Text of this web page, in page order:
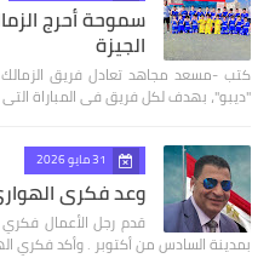
سموحة أحرج
الجيزة
"ديبو"، بهدف لكل فريق فى المباراة
31 مايو 2026
وعد فكري
قدم رجل الأعمال
بمدينة السادس من أكتوبر . وأكد فكري